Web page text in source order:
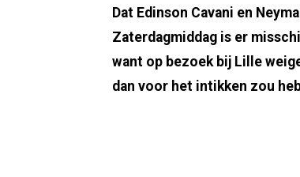
Dat Edinson Cavani en
Zaterdagmiddag is er
want op bezoek bij Lille
dan voor het intikken zou